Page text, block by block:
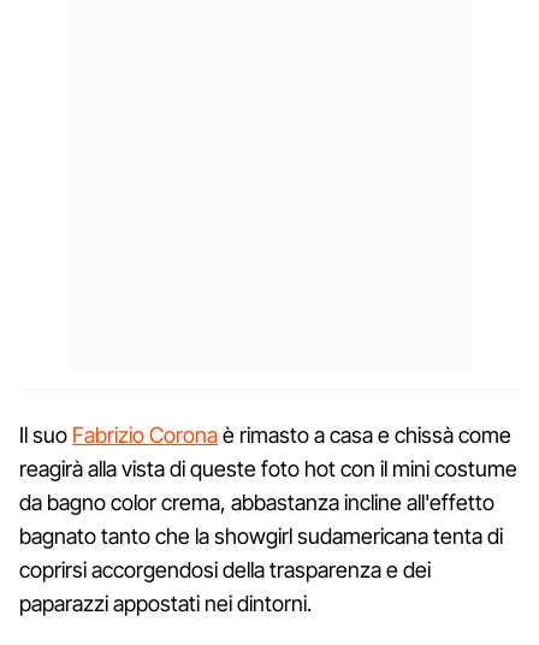
Il suo Fabrizio Coronaè rimasto a casa e chissà come
reagirà alla vista di queste foto hot con il mini costume
da bagno color crema, abbastanza incline all'effetto
bagnato tanto che la showgirl sudamericana tenta di
coprirsi accorgendosi della trasparenza e dei
paparazzi appostati nei dintorni.